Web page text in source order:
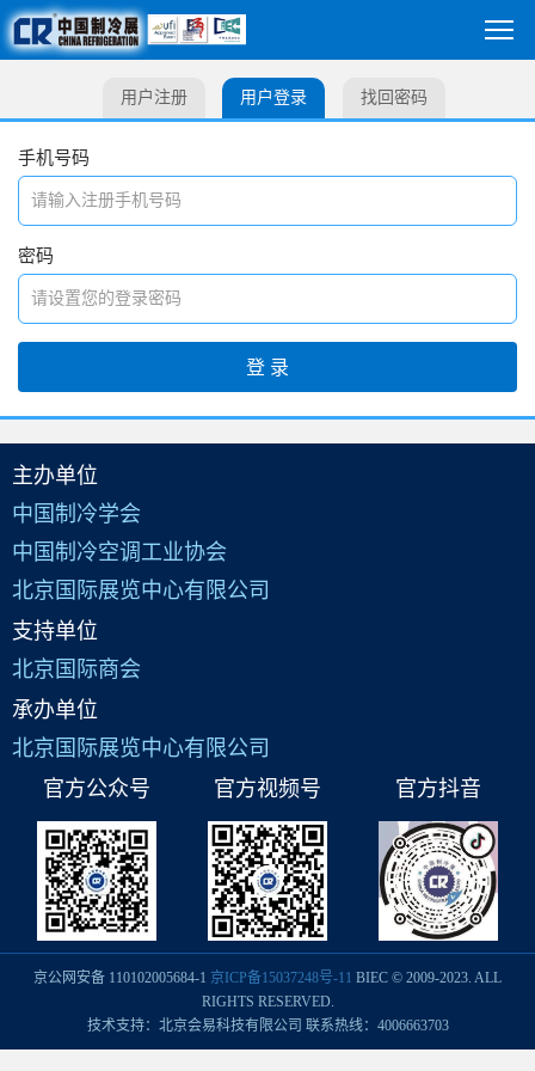
用户注册 用户登录 找回密码
手机号码
密码
主办单位
中国制冷学会
中国制冷空调工业协会
北京国际展览中心有限公司
支持单位
北京国际商会
承办单位
北京国际展览中心有限公司
官方公众号
官方视频号 官方抖音
京公网安备 110102005684-1 京ICP备15037248号-11 BIEC © 2009-2023. ALL
RIGHTS RESERVED.
技术支持：北京会易科技有限公司 联系热线：4006663703